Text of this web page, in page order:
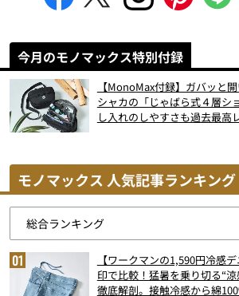
今月のモノマックス特別付録
【MonoMax付録】ガバッと
シャカの「じゃばら式４層シ
し入れのしやすさも過去最高
モノマックス 人気記事ランキング
【ワークマンの1,590円冷感
印で比較！猛暑を乗り切る“
徹底解剖。接触冷感から綿